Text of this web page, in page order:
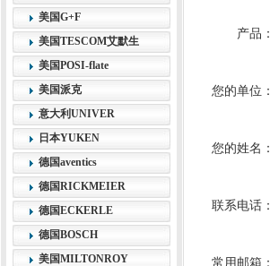
美国G+F
美国TESCOM艾默生
美国POSI-flate
美国派克
意大利UNIVER
日本YUKEN
德国aventics
德国RICKMEIER
德国ECKERLE
德国BOSCH
美国MILTONROY
产品：
您的单位：
您的姓名：
联系电话：
常用邮箱：